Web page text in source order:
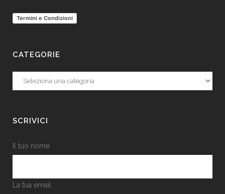
Termini e Condizioni
CATEGORIE
Categorie
SCRIVICI
Il tuo nome
La tua email